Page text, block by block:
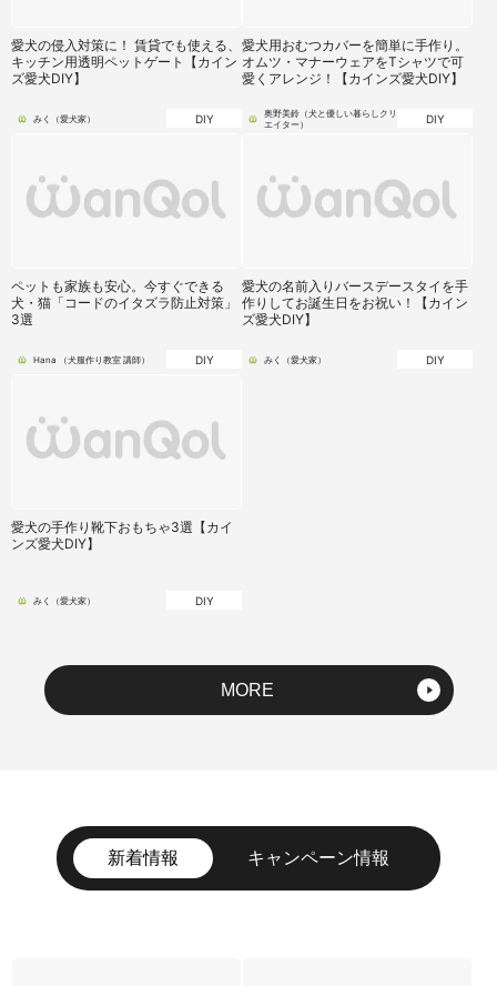
愛犬の侵入対策に！ 賃貸でも使える、
キッチン用透明ペットゲート【カイン
ズ愛犬DIY】
みく（愛犬家） DIY
愛犬用おむつカバーを簡単に手作り。
オムツ・マナーウェアをTシャツで可
愛くアレンジ！【カインズ愛犬DIY】
奥野美鈴（犬と優しい暮らしクリ
エイター）
DIY
ペットも家族も安心。今すぐできる
犬・猫「コードのイタズラ防止対策」
3選
Hana （犬服作り教室 講師） DIY
愛犬の名前入りバースデースタイを手
作りしてお誕生日をお祝い！【カイン
ズ愛犬DIY】
みく（愛犬家） DIY
愛犬の手作り靴下おもちゃ3選【カイ
ンズ愛犬DIY】
みく（愛犬家） DIY
MORE
新着情報 キャンペーン情報